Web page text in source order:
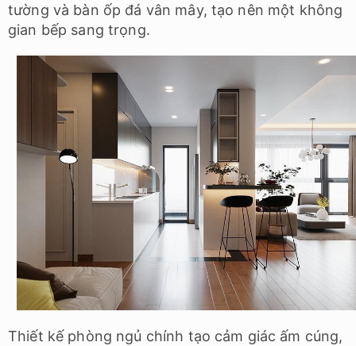
tường và bàn ốp đá vân mây, tạo nên một không
gian bếp sang trọng.
Thiết kế phòng ngủ chính tạo cảm giác ấm cúng,